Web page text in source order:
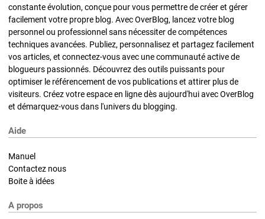
constante évolution, conçue pour vous permettre de créer et gérer
facilement votre propre blog. Avec OverBlog, lancez votre blog
personnel ou professionnel sans nécessiter de compétences
techniques avancées. Publiez, personnalisez et partagez facilement
vos articles, et connectez-vous avec une communauté active de
blogueurs passionnés. Découvrez des outils puissants pour
optimiser le référencement de vos publications et attirer plus de
visiteurs. Créez votre espace en ligne dès aujourd'hui avec OverBlog
et démarquez-vous dans l'univers du blogging.
Aide
Manuel
Contactez nous
Boite à idées
A propos